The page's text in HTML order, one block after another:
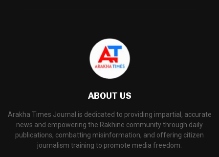
ABOUT US
Arakha Times Journal is dedicated to providing impartial, accurate
news and empowering the Rakhine community through daily
publications, combatting misinformation, and offering citizen
journalism training to promote media freedom.